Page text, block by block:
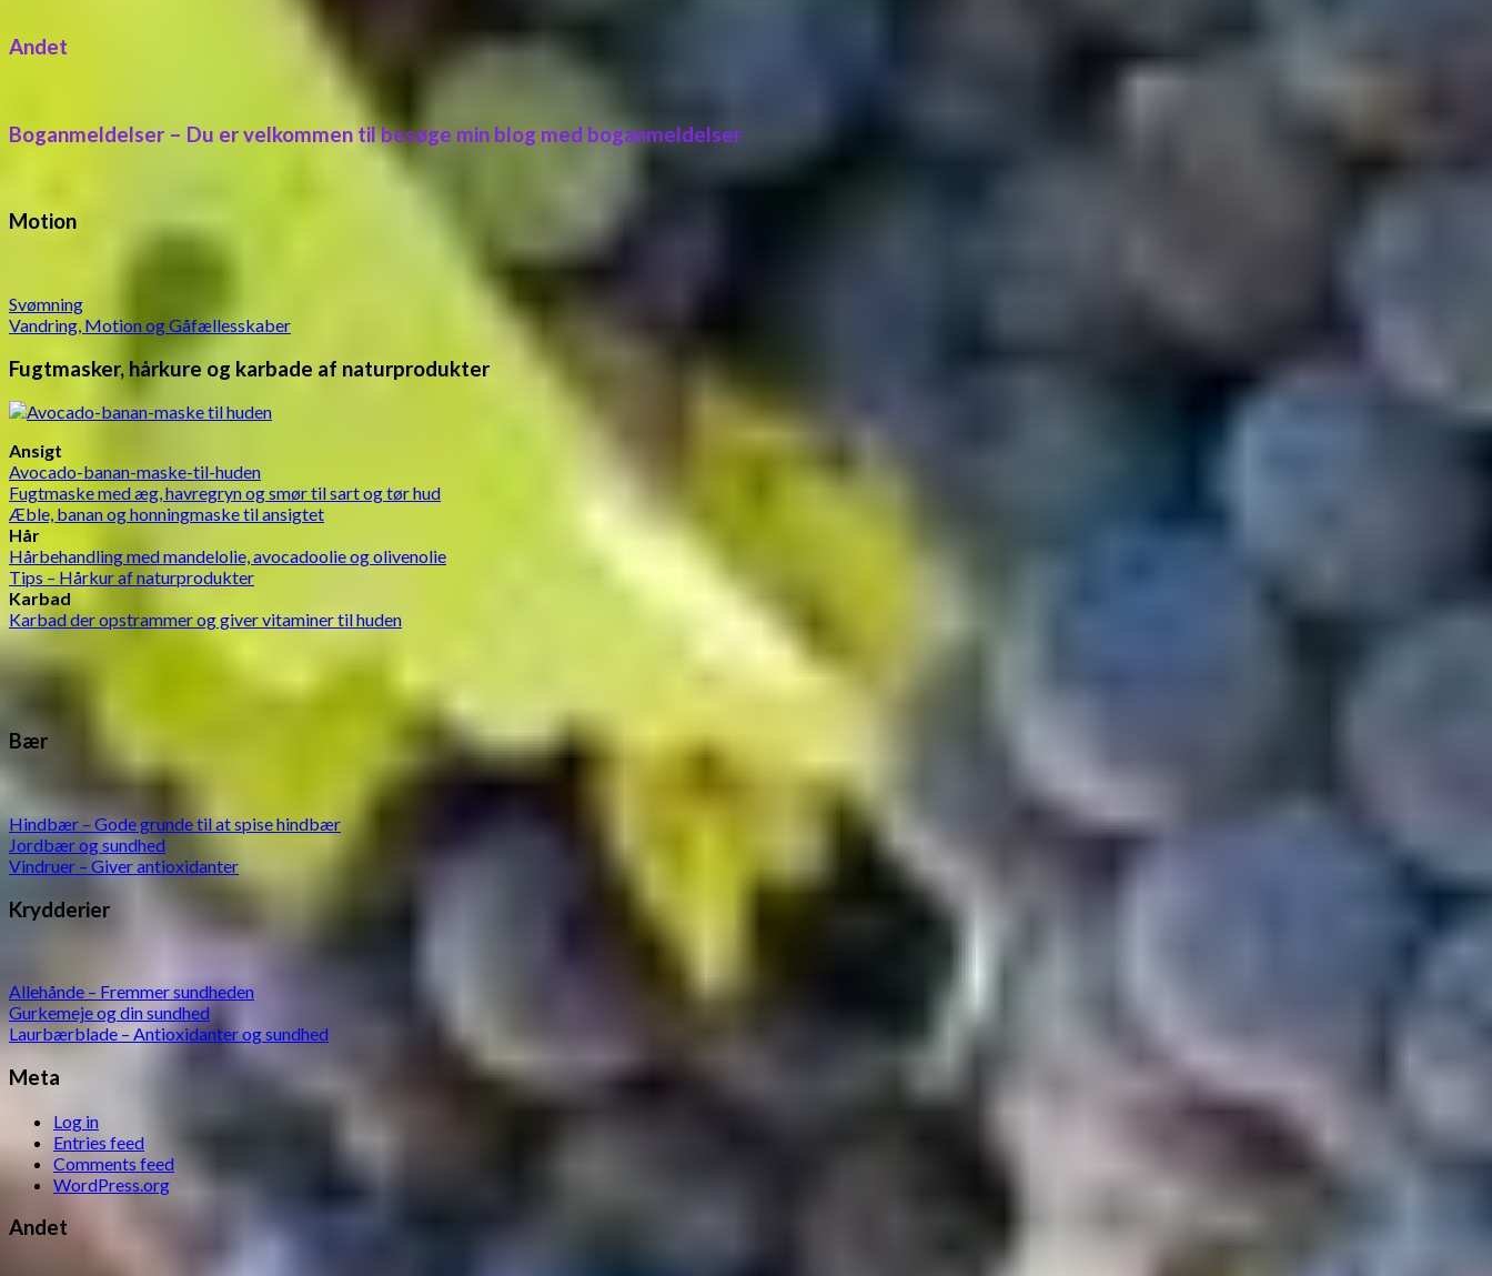
Andet
Boganmeldelser – Du er velkommen til besøge min blog med boganmeldelser
Motion
Svømning
Vandring, Motion og Gåfællesskaber
Fugtmasker, hårkure og karbade af naturprodukter
Ansigt
Avocado-banan-maske-til-huden
Fugtmaske med æg, havregryn og smør til sart og tør hud
Æble, banan og honningmaske til ansigtet
Hår
Hårbehandling med mandelolie, avocadoolie og olivenolie
Tips – Hårkur af naturprodukter
Karbad
Karbad der opstrammer og giver vitaminer til huden
Bær
Hindbær – Gode grunde til at spise hindbær
Jordbær og sundhed
Vindruer – Giver antioxidanter
Krydderier
Allehånde – Fremmer sundheden
Gurkemeje og din sundhed
Laurbærblade – Antioxidanter og sundhed
Meta
Log in
Entries feed
Comments feed
WordPress.org
Andet